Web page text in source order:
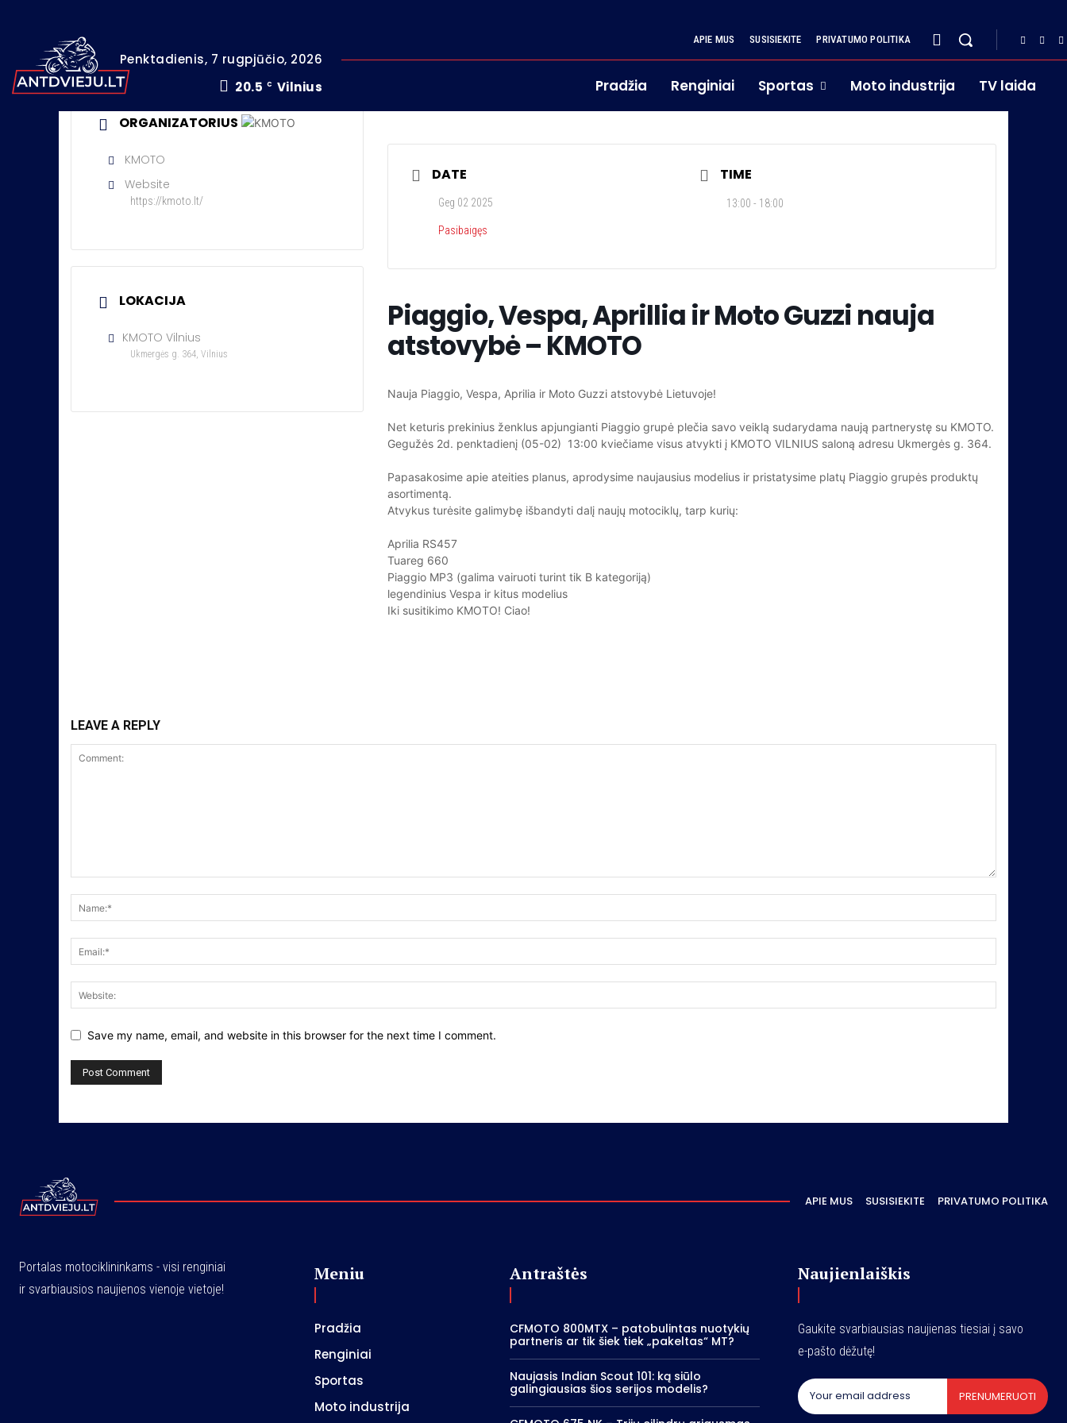
Penktadienis, 7 rugpjūčio, 2026
20.5 C Vilnius
APIE MUS SUSISIEKITE PRIVATUMO POLITIKA
Pradžia Renginiai Sportas Moto industrija TV laida
ORGANIZATORIUS
KMOTO
Website
https://kmoto.lt/
LOKACIJA
KMOTO Vilnius
Ukmergės g. 364, Vilnius
DATE
Geg 02 2025
Pasibaigęs
TIME
13:00 - 18:00
Piaggio, Vespa, Aprillia ir Moto Guzzi nauja
atstovybė – KMOTO
Nauja Piaggio, Vespa, Aprilia ir Moto Guzzi atstovybė Lietuvoje!
Net keturis prekinius ženklus apjungianti Piaggio grupė plečia savo veiklą sudarydama naują partnerystę su KMOTO.
Gegužės 2d. penktadienį (05-02) 13:00 kviečiame visus atvykti į KMOTO VILNIUS saloną adresu Ukmergės g. 364.
Papasakosime apie ateities planus, aprodysime naujausius modelius ir pristatysime platų Piaggio grupės produktų
asortimentą.
Atvykus turėsite galimybę išbandyti dalį naujų motociklų, tarp kurių:
Aprilia RS457
Tuareg 660
Piaggio MP3 (galima vairuoti turint tik B kategoriją)
legendinius Vespa ir kitus modelius
Iki susitikimo KMOTO! Ciao!
LEAVE A REPLY
Save my name, email, and website in this browser for the next time I comment.
APIE MUS SUSISIEKITE PRIVATUMO POLITIKA
Portalas motociklininkams - visi renginiai
ir svarbiausios naujienos vienoje vietoje!
Meniu
Pradžia
Renginiai
Sportas
Moto industrija
Antraštės
CFMOTO 800MTX – patobulintas nuotykių
partneris ar tik šiek tiek „pakeltas“ MT?
Naujasis Indian Scout 101: ką siūlo
galingiausias šios serijos modelis?
Naujienlaiškis
Gaukite svarbiausias naujienas tiesiai į savo
e-pašto dėžutę!
PRENUMERUOTI